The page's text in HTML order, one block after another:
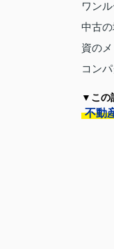
ワン
中古
資の
コン
▼この
不動